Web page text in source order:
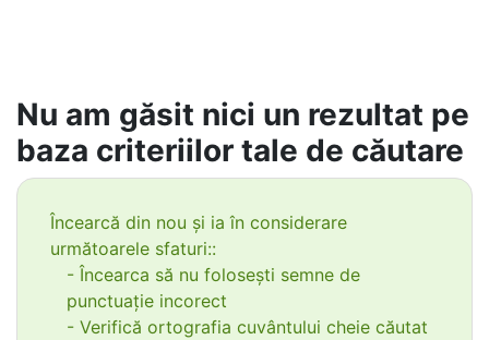
Nu am găsit nici un rezultat pe
baza criteriilor tale de căutare
Încearcă din nou și ia în considerare
următoarele sfaturi::
- Încearca să nu folosești semne de
punctuație incorect
- Verifică ortografia cuvântului cheie căutat